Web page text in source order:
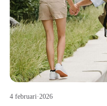
4 februari· 2026